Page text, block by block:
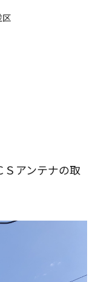
アンテナの取